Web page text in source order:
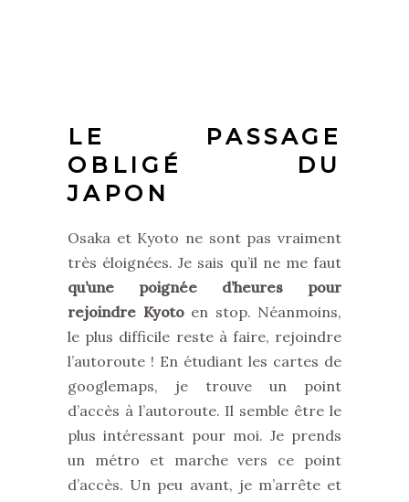
LE PASSAGE
OBLIGÉ DU
JAPON
Osaka et Kyoto ne sont pas vraiment
très éloignées. Je sais qu’il ne me faut
qu’une poignée d’heures pour
rejoindre Kyotoen stop. Néanmoins,
le plus difficile reste à faire, rejoindre
l’autoroute ! En étudiant les cartes de
googlemaps, je trouve un point
d’accès à l’autoroute. Il semble être le
plus intéressant pour moi. Je prends
un métro et marche vers ce point
d’accès. Un peu avant, je m’arrête et